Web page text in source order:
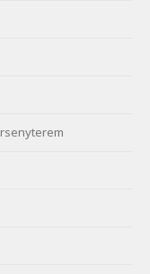
az ujjamé
az uccán